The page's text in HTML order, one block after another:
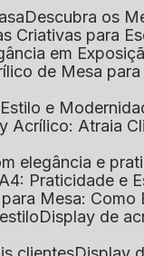
Descubra os
Criativas para
em
de Mesa
e
Acrílico: Atraia
elegância e
Praticidade e
para Mesa:
Display de